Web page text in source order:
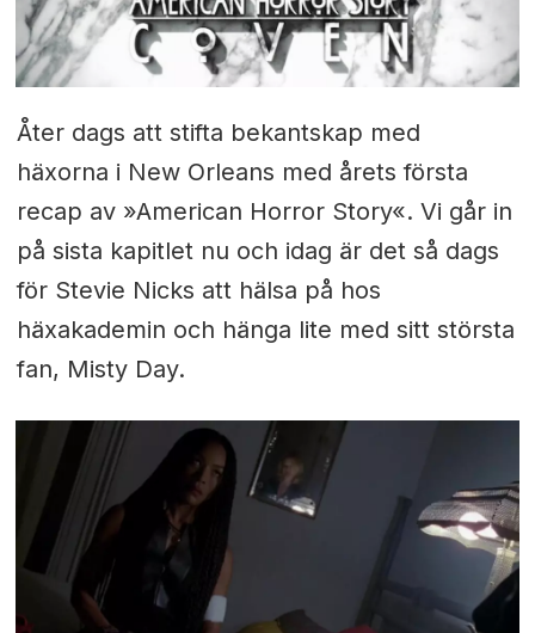
Åter dags att stifta bekantskap med
häxorna i New Orleans med årets första
recap av »American Horror Story«. Vi går in
på sista kapitlet nu och idag är det så dags
för Stevie Nicks att hälsa på hos
häxakademin och hänga lite med sitt största
fan, Misty Day.